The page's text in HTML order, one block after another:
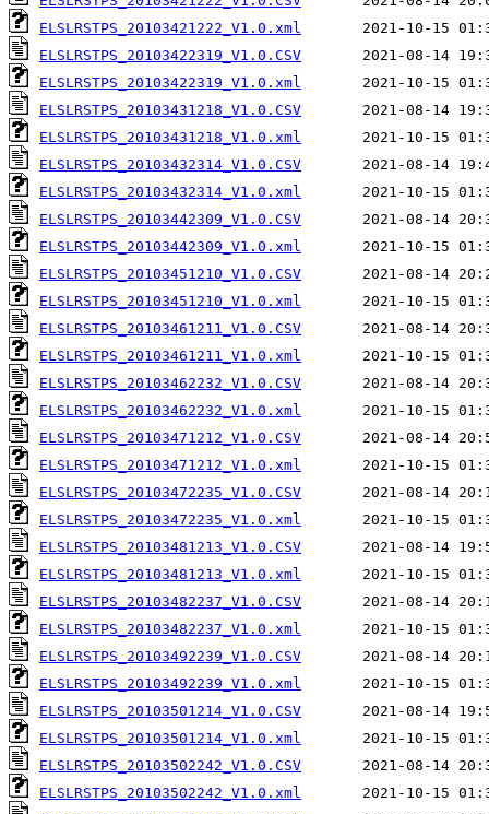
ELSLRSTPS_20103421222_V1.0.xml
ELSLRSTPS_20103422319_V1.0.CSV
ELSLRSTPS_20103422319_V1.0.xml
ELSLRSTPS_20103431218_V1.0.CSV
ELSLRSTPS_20103431218_V1.0.xml
ELSLRSTPS_20103432314_V1.0.CSV
ELSLRSTPS_20103432314_V1.0.xml
ELSLRSTPS_20103442309_V1.0.CSV
ELSLRSTPS_20103442309_V1.0.xml
ELSLRSTPS_20103451210_V1.0.CSV
ELSLRSTPS_20103451210_V1.0.xml
ELSLRSTPS_20103461211_V1.0.CSV
ELSLRSTPS_20103461211_V1.0.xml
ELSLRSTPS_20103462232_V1.0.CSV
ELSLRSTPS_20103462232_V1.0.xml
ELSLRSTPS_20103471212_V1.0.CSV
ELSLRSTPS_20103471212_V1.0.xml
ELSLRSTPS_20103472235_V1.0.CSV
ELSLRSTPS_20103472235_V1.0.xml
ELSLRSTPS_20103481213_V1.0.CSV
ELSLRSTPS_20103481213_V1.0.xml
ELSLRSTPS_20103482237_V1.0.CSV
ELSLRSTPS_20103482237_V1.0.xml
ELSLRSTPS_20103492239_V1.0.CSV
ELSLRSTPS_20103492239_V1.0.xml
ELSLRSTPS_20103501214_V1.0.CSV
ELSLRSTPS_20103501214_V1.0.xml
ELSLRSTPS_20103502242_V1.0.CSV
ELSLRSTPS_20103502242_V1.0.xml